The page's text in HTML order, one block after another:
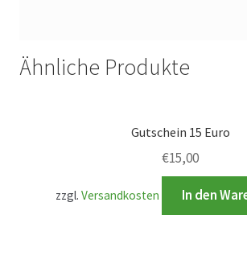
Leitbild & Partner
Pfingstrosen aus eigener Produktion
Ähnliche Produkte
Gutschein 15 Euro
€15,00
zzgl.Versandkosten In den